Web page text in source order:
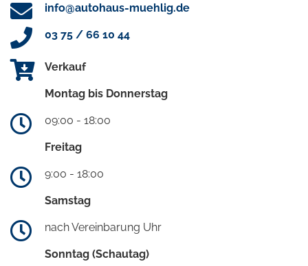
info@autohaus-muehlig.de
03 75 / 66 10 44
Verkauf
Montag bis Donnerstag
09:00 - 18:00
Freitag
9:00 - 18:00
Samstag
nach Vereinbarung Uhr
Sonntag (Schautag)